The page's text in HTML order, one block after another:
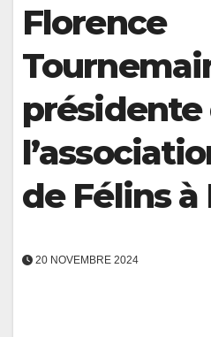
Florence
présidente
de Félins à
20 NOVEMBRE 2024